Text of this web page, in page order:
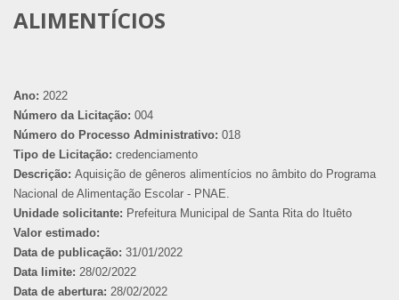
ALIMENTÍCIOS
Ano: 2022
Número da Licitação: 004
Número do Processo Administrativo: 018
Tipo de Licitação: credenciamento
Descrição: Aquisição de gêneros alimentícios no âmbito do Programa
Nacional de Alimentação Escolar - PNAE.
Unidade solicitante: Prefeitura Municipal de Santa Rita do Ituêto
Valor estimado:
Data de publicação: 31/01/2022
Data limite: 28/02/2022
Data de abertura: 28/02/2022